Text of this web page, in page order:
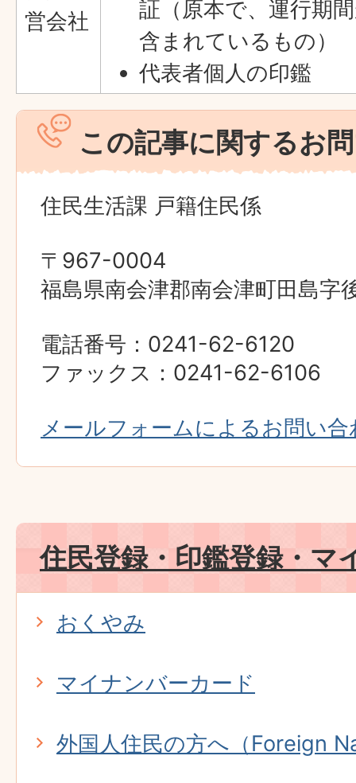
営会社
証（原本で、運行期
含まれているもの）
代表者個人の印鑑
この記事に関するお
住民生活課 戸籍住民係
〒967-0004
福島県南会津郡南会津町田島字
電話番号：0241-62-6120
ファックス：0241-62-6106
メールフォームによるお問い合
住民登録・印鑑登録・マ
おくやみ
マイナンバーカード
外国人住民の方へ（Foreign